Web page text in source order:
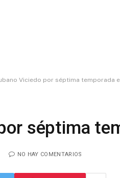
Viciedo por séptima temporada
séptima
NO HAY COMENTARIOS